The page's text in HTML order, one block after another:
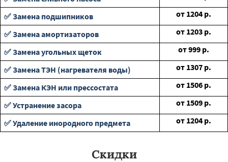
✅ Замена подшипников
от 1204 р.
✅ Замена амортизаторов
от 1203 р.
✅ Замена угольных щеток
от999 р.
✅ Замена ТЭН (нагревателя воды)
от 1307 р.
✅ Замена КЭН или прессостата
от 1506 р.
✅ Устранение засора
от 1509 р.
✅ Удаление инородного предмета
от 1204 р.
Скидки